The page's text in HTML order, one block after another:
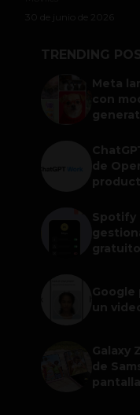
30 de junio de 2026
TRENDING
Meta
con
de
Spotify
un
Galaxy
de